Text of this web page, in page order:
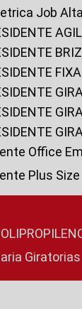
Job
Office
Plus Size